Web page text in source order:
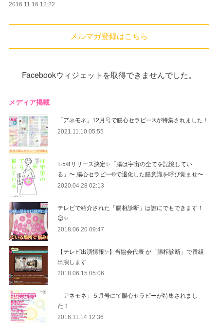
2016.11.16 12:22
メルマガ登録はこちら
Facebookウィジェットを取得できませんでした。
メディア掲載
「アネモネ」12月号で腸心セラピー®︎が特集されました！
2021.11.10 05:55
✨5/8リリース決定✨「腸は宇宙の全てを記憶してい
る」〜 腸心セラピー®︎で退化した腸意識を呼び覚ませ〜
2020.04.28 02:13
テレビで紹介された「腸相診断」は誰にでもできます！
😊✨
2018.06.20 09:47
【テレビ出演情報✨】当協会代表 が「腸相診断」で番組
出演します
2018.06.15 05:06
「アネモネ」５月号にて腸心セラピーが特集されまし
た！
2016.11.14 12:36